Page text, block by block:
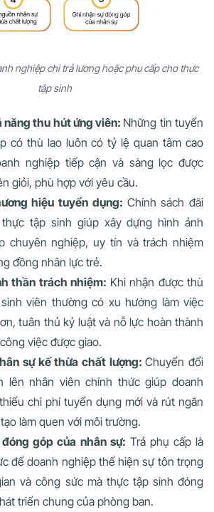
nghiệp chi trả lương hoặc phụ cấp cho thực
tập sinh
năng thu hút ứng viên: Những tin tuyển
có thù lao luôn có tỷ lệ quan tâm cao
nghiệp tiếp cận và sàng lọc được
giỏi, phù hợp với yêu cầu.
hiệu tuyển dụng: Chính sách đãi
tập sinh giúp xây dựng hình ảnh
chuyên nghiệp, uy tín và trách nhiệm
đồng nhân lực trẻ.
thần trách nhiệm: Khi nhận được thù
viên thường có xu hướng làm việc
tuân thủ kỷ luật và nỗ lực hoàn thành
việc được giao.
sự kế thừa chất lượng:Chuyển đổi
lên nhân viên chính thức giúp doanh
chi phí tuyển dụng mới và rút ngắn
làm quen với môi trường.
góp của nhân sự: Trả phụ cấp là
để doanh nghiệp thể hiện sự tôn trọng
và công sức mà thực tập sinh đóng
triển chung của phòng ban.